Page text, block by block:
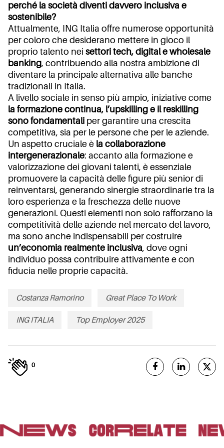
perché la società diventi davvero inclusiva e
sostenibile?
Attualmente, ING Italia offre numerose opportunità
per coloro che desiderano mettere in gioco il
proprio talento nei settori tech, digital e wholesale
banking, contribuendo alla nostra ambizione di
diventare la principale alternativa alle banche
tradizionali in Italia.
A livello sociale in senso più ampio, iniziative come
la formazione continua, l’upskilling e il reskilling
sono fondamentali per garantire una crescita
competitiva, sia per le persone che per le aziende.
Un aspetto cruciale è la collaborazione
intergenerazionale: accanto alla formazione e
valorizzazione dei giovani talenti, è essenziale
promuovere la capacità delle figure più senior di
reinventarsi, generando sinergie straordinarie tra la
loro esperienza e la freschezza delle nuove
generazioni. Questi elementi non solo rafforzano la
competitività delle aziende nel mercato del lavoro,
ma sono anche indispensabili per costruire
un’economia realmente inclusiva, dove ogni
individuo possa contribuire attivamente e con
fiducia nelle proprie capacità.
Costanza Ramorino Great Place To Work
ING ITALIA Top Employer 2025
0